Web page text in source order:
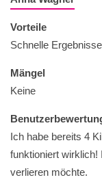
Vorteile
Schnelle
Mängel
Keine
Ich habe bereits 4
funktioniert wirklich!
verlieren möchte.